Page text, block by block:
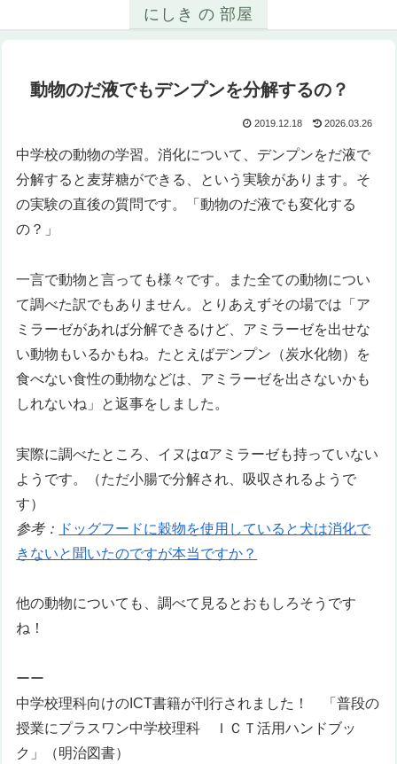
にしき の 部屋
動物のだ液でもデンプンを分解するの？
2019.12.18 2026.03.26
中学校の動物の学習。消化について、デンプンをだ液で
分解すると麦芽糖ができる、という実験があります。そ
の実験の直後の質問です。「動物のだ液でも変化する
の？」
一言で動物と言っても様々です。また全ての動物につい
て調べた訳でもありません。とりあえずその場では「ア
ミラーゼがあれば分解できるけど、アミラーゼを出せな
い動物もいるかもね。たとえばデンプン（炭水化物）を
食べない食性の動物などは、アミラーゼを出さないかも
しれないね」と返事をしました。
実際に調べたところ、イヌはαアミラーゼも持っていない
ようです。（ただ小腸で分解され、吸収されるようで
す）
参考： ドッグフードに穀物を使用していると犬は消化で
きないと聞いたのですが本当ですか？
他の動物についても、調べて見るとおもしろそうです
ね！
ーー
中学校理科向けのICT書籍が刊行されました！ 「普段の
授業にプラスワン中学校理科 ＩＣＴ活用ハンドブッ
ク 」（明治図書）